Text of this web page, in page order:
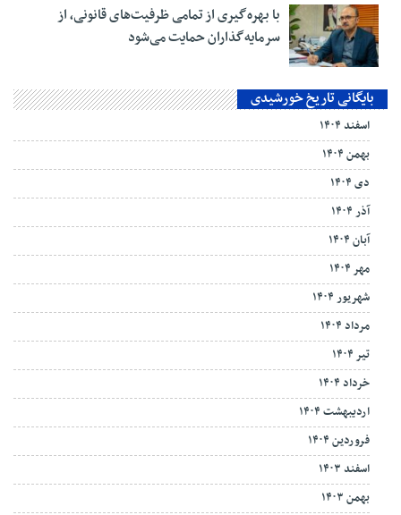
با بهره‌گیری از تمامی ظرفیت‌های قانونی، از
سرمایه‌گذاران حمایت می‌شود
بایگانی تاریخ خورشیدی
اسفند ۱۴۰۴
بهمن ۱۴۰۴
دی ۱۴۰۴
آذر ۱۴۰۴
آبان ۱۴۰۴
مهر ۱۴۰۴
شهریور ۱۴۰۴
مرداد ۱۴۰۴
تیر ۱۴۰۴
خرداد ۱۴۰۴
اردیبهشت ۱۴۰۴
فروردین ۱۴۰۴
اسفند ۱۴۰۳
بهمن ۱۴۰۳